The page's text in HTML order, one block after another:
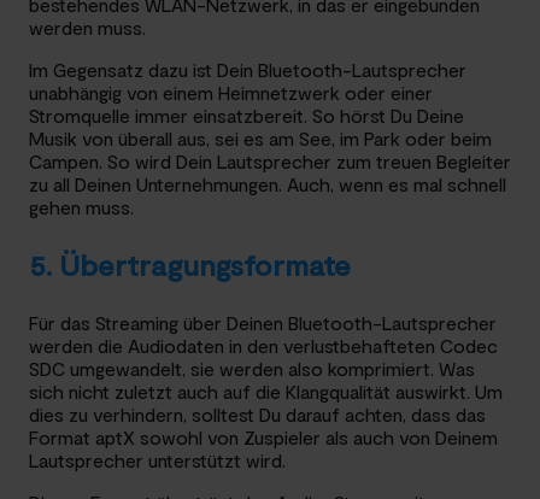
bestehendes WLAN-Netzwerk, in das er eingebunden
werden muss.
Im Gegensatz dazu ist Dein Bluetooth-Lautsprecher
unabhängig von einem Heimnetzwerk oder einer
Stromquelle immer einsatzbereit. So hörst Du Deine
Musik von überall aus, sei es am See, im Park oder beim
Campen. So wird Dein Lautsprecher zum treuen Begleiter
zu all Deinen Unternehmungen. Auch, wenn es mal schnell
gehen muss.
5. Übertragungsformate
Für das Streaming über Deinen Bluetooth-Lautsprecher
werden die Audiodaten in den verlustbehafteten Codec
SDC umgewandelt, sie werden also komprimiert. Was
sich nicht zuletzt auch auf die Klangqualität auswirkt. Um
dies zu verhindern, solltest Du darauf achten, dass das
Format aptX sowohl von Zuspieler als auch von Deinem
Lautsprecher unterstützt wird.